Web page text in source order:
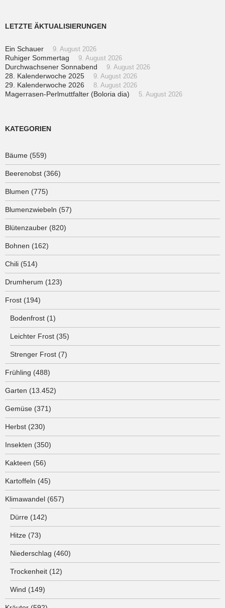
LETZTE ÄKTUALISIERUNGEN
Ein Schauer 9. August 2026
Ruhiger Sommertag 9. August 2026
Durchwachsener Sonnabend 9. August 2026
28. Kalenderwoche 2025 9. August 2026
29. Kalenderwoche 2026 8. August 2026
Magerrasen-Perlmuttfalter (Boloria dia) 5. August 2026
KATEGORIEN
Bäume (559)
Beerenobst (366)
Blumen (775)
Blumenzwiebeln (57)
Blütenzauber (820)
Bohnen (162)
Chili (514)
Drumherum (123)
Frost (194)
Bodenfrost (1)
Leichter Frost (35)
Strenger Frost (7)
Frühling (488)
Garten (13.452)
Gemüse (371)
Herbst (230)
Insekten (350)
Kakteen (56)
Kartoffeln (45)
Klimawandel (657)
Dürre (142)
Hitze (73)
Niederschlag (460)
Trockenheit (12)
Wind (149)